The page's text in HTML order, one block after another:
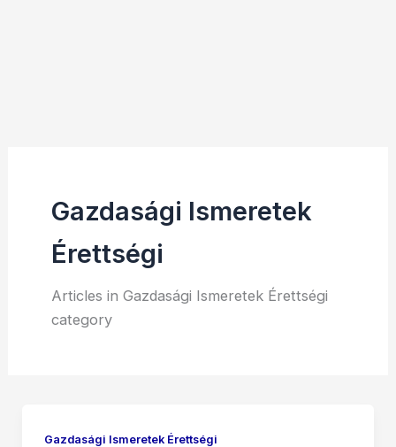
Gazdasági Ismeretek
Érettségi
Articles in Gazdasági Ismeretek Érettségi
category
Gazdasági Ismeretek Érettségi